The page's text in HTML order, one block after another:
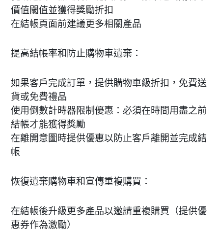
價值閾值並獲得獎勵折扣
在結帳頁面前建議更多相關產品
提高結帳率和防止購物車遺棄：
如果客戶完成訂單，提供購物車級折扣，免費送
貨或免費禮品
使用倒數計時器限制優惠：必須在時間用盡之前
結帳才能獲得獎勵
在離開意圖時提供優惠以防止客戶離開並完成結
帳
恢復遺棄購物車和宣傳重複購買：
在結帳後升級更多產品以邀請重複購買（提供優
惠券作為激勵）